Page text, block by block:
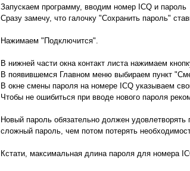
Запускаем программу, вводим номер ICQ и пароль
Сразу замечу, что галочку "Сохранить пароль"
Нажимаем "Подключится".
В нижней части окна контакт листа нажимаем
В появившемся Главном меню выбираем пункт
В окне смены пароля на номере ICQ указываем
Чтобы не ошибиться при вводе нового пароля
Новый пароль обязательно должен
сложный пароль, чем потом потерять
Кстати, максимальная длина пароля для номера